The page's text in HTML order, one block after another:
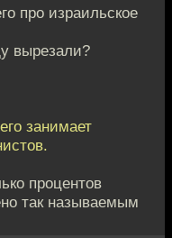
про израильское
вырезали?
занимает
процентов
так называемым